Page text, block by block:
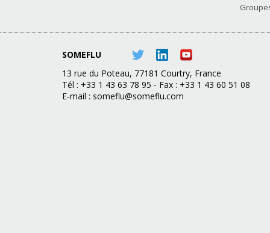
SOMEFLU
13 rue du Poteau, 77181 Courtry, France
Tél : +33 1 43 63 78 95 - Fax : +33 1 43 60 51 08
E-mail : someflu@someflu.com